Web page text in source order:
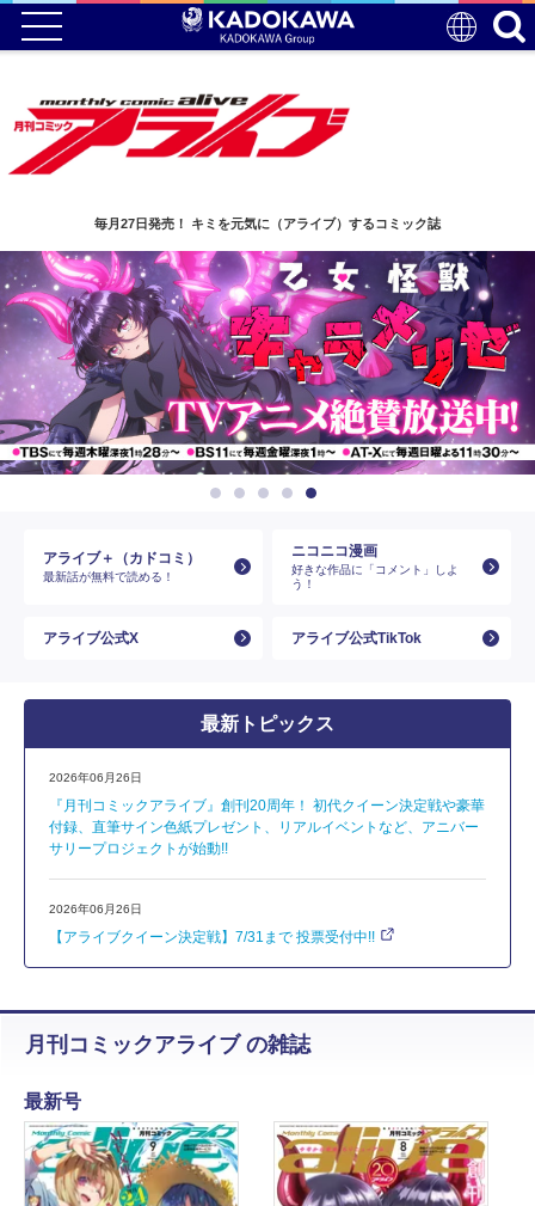
毎月27日発売！ キミを元気に（アライブ）するコミック誌
アライブ＋（カドコミ）
最新話が無料で読める！
ニコニコ漫画
好きな作品に「コメント」しよ
う！
アライブ公式X アライブ公式TikTok
最新トピックス
2026年06月26日
『月刊コミックアライブ』創刊20周年！ 初代クイーン決定戦や豪華
付録、直筆サイン色紙プレゼント、リアルイベントなど、アニバー
サリープロジェクトが始動!!
2026年06月26日
【アライブクイーン決定戦】7/31まで 投票受付中!!
月刊コミックアライブ の雑誌
最新号